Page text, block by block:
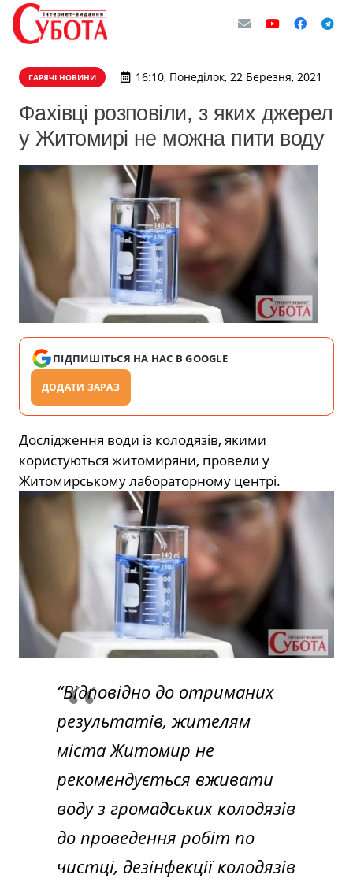
ГАРЯЧІ НОВИНИ 16:10, Понеділок, 22 Березня, 2021
Фахівці розповіли, з яких джерел
у Житомирі не можна пити воду
ПІДПИШІТЬСЯ НА НАС В GOOGLE
ДОДАТИ ЗАРАЗ
Дослідження води із колодязів, якими
користуються житомиряни, провели у
Житомирському лабораторному центрі.
“Відповідно до отриманих
результатів, жителям
міста Житомир не
рекомендується вживати
воду з громадських колодязів
до проведення робіт по
чистці, дезінфекції колодязів